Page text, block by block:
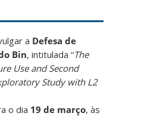
a Defesa de
Bin, intitulada “The
Use and Second
Study with L2
o dia 19 de março, às